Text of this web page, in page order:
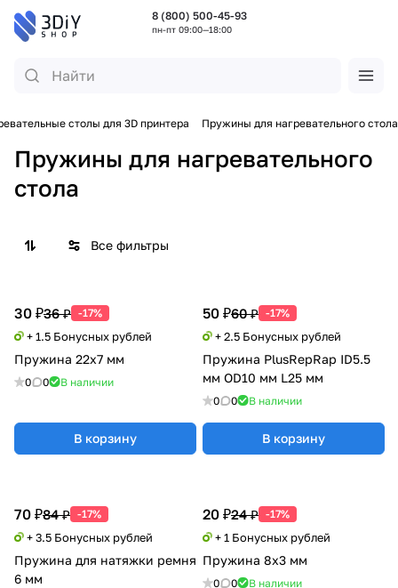
8 (800) 500-45-93
пн-пт 09:00—18:00
столы для 3D принтера Пружины для нагревательного стола
Пружины для нагревательного
стола
Все фильтры
30 ₽36 ₽ -17%
+ 1.5 Бонусных рублей
Пружина 22x7 мм
0 0 В наличии
В корзину
50 ₽60 ₽ -17%
+ 2.5 Бонусных рублей
Пружина PlusRepRap ID5.5
мм OD10 мм L25 мм
0 0 В наличии
В корзину
70 ₽84 ₽ -17%
+ 3.5 Бонусных рублей
Пружина для натяжки ремня
6 мм
20 ₽24 ₽ -17%
+ 1 Бонусных рублей
Пружина 8х3 мм
0 0 В наличии